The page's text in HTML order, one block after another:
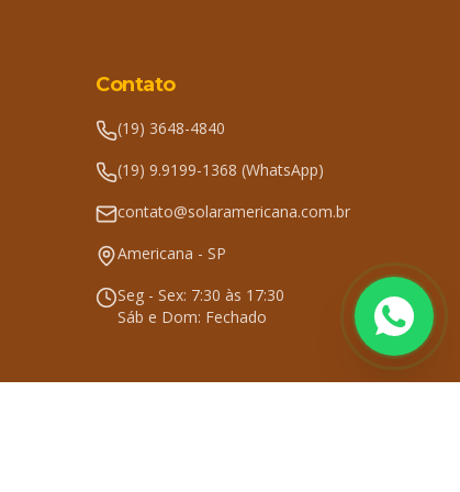
Contato
(19) 3648-4840
(19) 9.9199-1368 (WhatsApp)
contato@solaramericana.com.br
Americana - SP
Seg - Sex: 7:30 às 17:30
Sáb e Dom: Fechado